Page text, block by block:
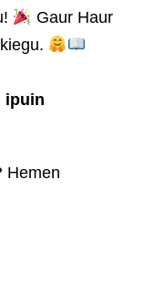
Gaur Haur
ipuin
Hemen